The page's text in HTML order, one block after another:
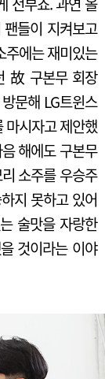
전부죠. 과연 올
들이 지켜보고
주에는 재미있는
故 구본무 회장
문해 LG트윈스
마시자고 제안했
해에도 구본무
소주를 우승주
지 못하고 있어
술맛을 자랑한
것이라는 이야